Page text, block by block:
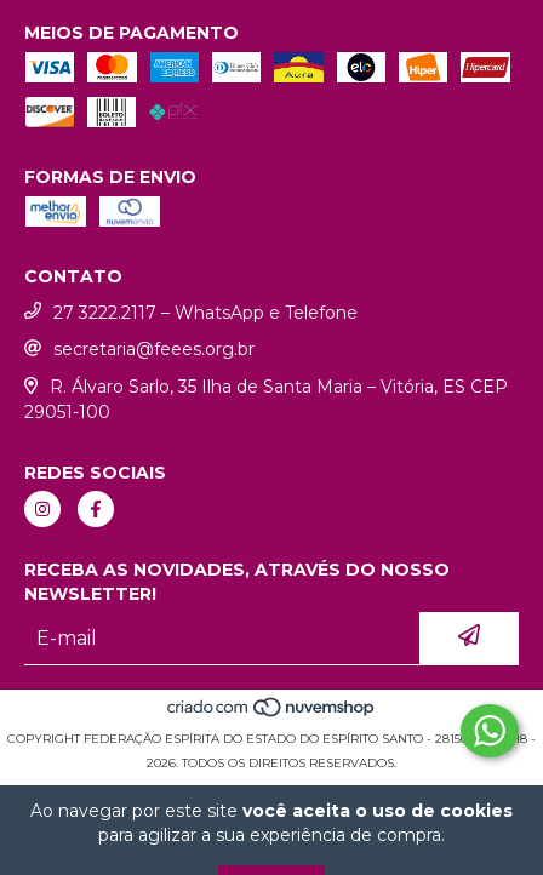
Ao navegar por este site você aceita o uso de cookies
para agilizar a sua experiência de compra.
MEIOS DE PAGAMENTO
FORMAS DE ENVIO
CONTATO
27 3222.2117 – WhatsApp e Telefone
secretaria@feees.org.br
R. Álvaro Sarlo, 35 Ilha de Santa Maria – Vitória, ES CEP
29051-100
REDES SOCIAIS
RECEBA AS NOVIDADES, ATRAVÉS DO NOSSO
NEWSLETTER!
COPYRIGHT FEDERAÇÃO ESPÍRITA DO ESTADO DO ESPÍRITO SANTO - 28150936000118 -
2026. TODOS OS DIREITOS RESERVADOS.